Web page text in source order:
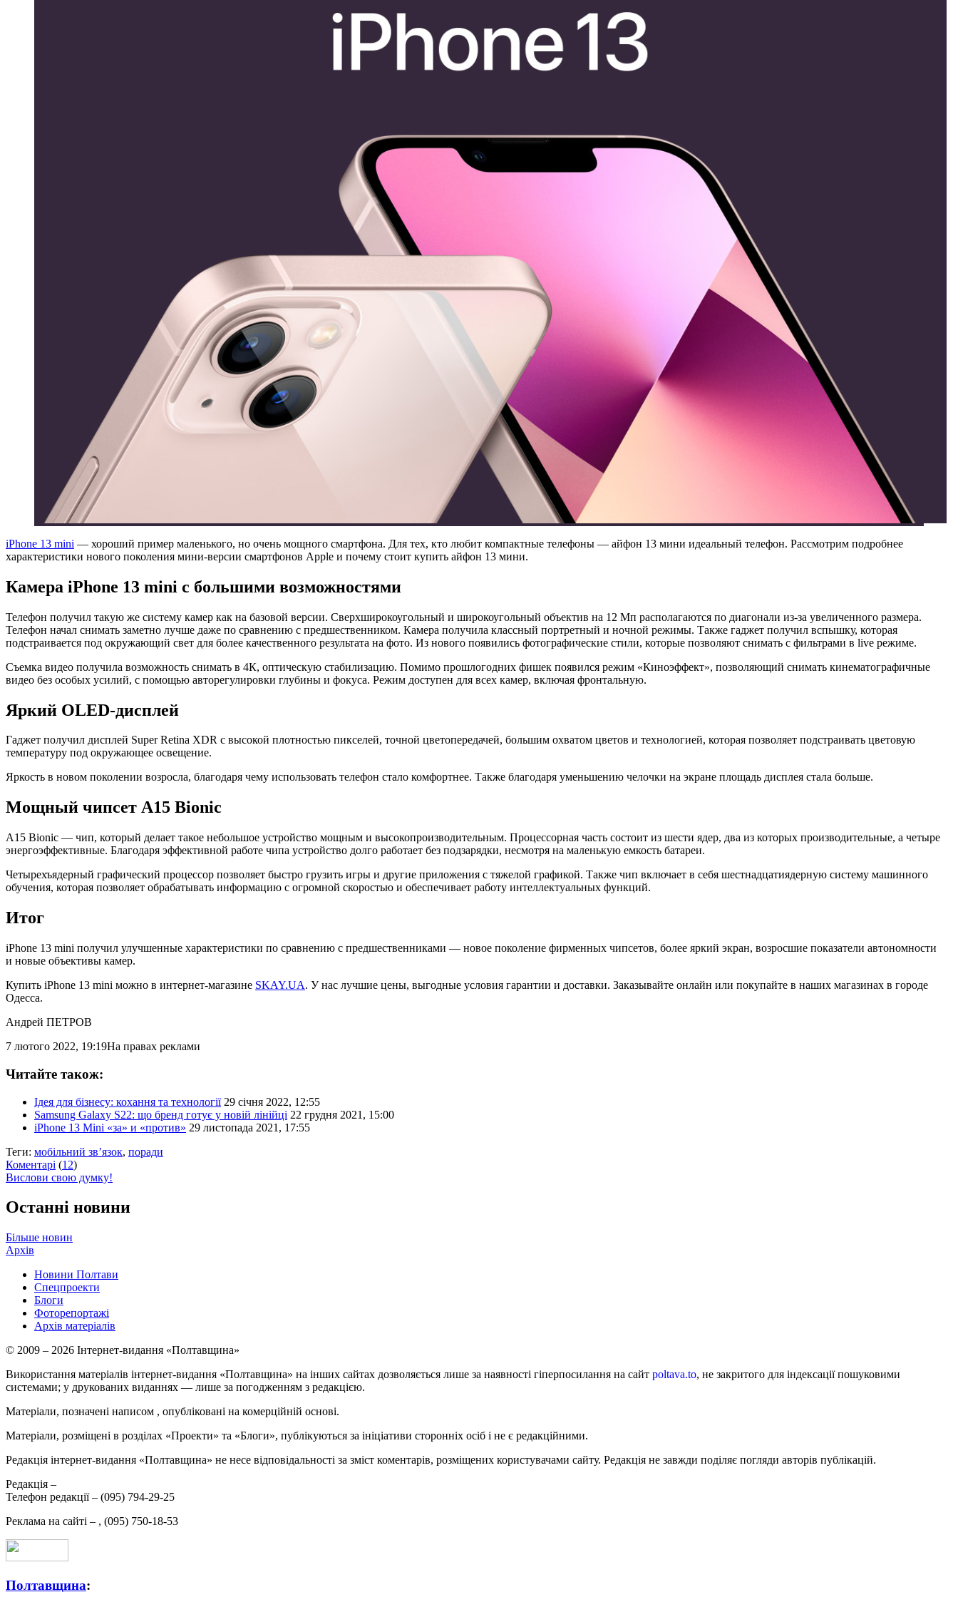
iPhone 13 mini — хороший пример маленького, но очень мощного смартфона. Для тех, кто любит компактные телефоны — айфон 13 мини идеальный телефон. Рассмотрим подробнее
характеристики нового поколения мини-версии смартфонов Apple и почему стоит купить айфон 13 мини.
Камера iPhone 13 mini с большими возможностями
Телефон получил такую же систему камер как на базовой версии. Сверхширокоугольный и широкоугольный объектив на 12 Мп располагаются по диагонали из-за увеличенного размера.
Телефон начал снимать заметно лучше даже по сравнению с предшественником. Камера получила классный портретный и ночной режимы. Также гаджет получил вспышку, которая
подстраивается под окружающий свет для более качественного результата на фото. Из нового появились фотографические стили, которые позволяют снимать с фильтрами в live режиме.
Съемка видео получила возможность снимать в 4К, оптическую стабилизацию. Помимо прошлогодних фишек появился режим «Киноэффект», позволяющий снимать кинематографичные
видео без особых усилий, с помощью авторегулировки глубины и фокуса. Режим доступен для всех камер, включая фронтальную.
Яркий OLED-дисплей
Гаджет получил дисплей Super Retina XDR с высокой плотностью пикселей, точной цветопередачей, большим охватом цветов и технологией, которая позволяет подстраивать цветовую
температуру под окружающее освещение.
Яркость в новом поколении возросла, благодаря чему использовать телефон стало комфортнее. Также благодаря уменьшению челочки на экране площадь дисплея стала больше.
Мощный чипсет A15 Bionic
A15 Bionic — чип, который делает такое небольшое устройство мощным и высокопроизводительным. Процессорная часть состоит из шести ядер, два из которых производительные, а четыре
энергоэффективные. Благодаря эффективной работе чипа устройство долго работает без подзарядки, несмотря на маленькую емкость батареи.
Четырехъядерный графический процессор позволяет быстро грузить игры и другие приложения с тяжелой графикой. Также чип включает в себя шестнадцатиядерную систему машинного
обучения, которая позволяет обрабатывать информацию с огромной скоростью и обеспечивает работу интеллектуальных функций.
Итог
iPhone 13 mini получил улучшенные характеристики по сравнению с предшественниками — новое поколение фирменных чипсетов, более яркий экран, возросшие показатели автономности
и новые объективы камер.
Купить iPhone 13 mini можно в интернет-магазине SKAY.UA. У нас лучшие цены, выгодные условия гарантии и доставки. Заказывайте онлайн или покупайте в наших магазинах в городе
Одесса.
Андрей ПЕТРОВ
7 лютого 2022, 19:19На правах реклами
Читайте також:
Ідея для бізнесу: кохання та технології 29 січня 2022, 12:55
Samsung Galaxy S22: що бренд готує у новій лінійці 22 грудня 2021, 15:00
iPhone 13 Mini «за» и «против» 29 листопада 2021, 17:55
Теги: мобільний зв’язок, поради
Коментарі (12)
Вислови свою думку!
Останні новини
Більше новин
Архів
Новини Полтави
Спецпроекти
Блоги
Фоторепортажі
Архів матеріалів
© 2009 – 2026 Інтернет-видання «Полтавщина»
Використання матеріалів інтернет-видання «Полтавщина» на інших сайтах дозволяється лише за наявності гіперпосилання на сайт poltava.to, не закритого для індексації пошуковими
системами; у друкованих виданнях — лише за погодженням з редакцією.
Матеріали, позначені написом , опубліковані на комерційній основі.
Матеріали, розміщені в розділах «Проекти» та «Блоги», публікуються за ініціативи сторонніх осіб і не є редакційними.
Редакція інтернет-видання «Полтавщина» не несе відповідальності за зміст коментарів, розміщених користувачами сайту. Редакція не завжди поділяє погляди авторів публікацій.
Редакція –
Телефон редакції – (095) 794-29-25
Реклама на сайті – , (095) 750-18-53
Полтавщина: